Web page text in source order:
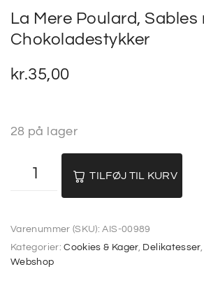
La Mere Poulard, Sables
Chokoladestykker
kr.35,00
28 på lager
TILFØJ TIL KURV
Varenummer (SKU):AIS-00989
Kategorier:Cookies & Kager, Delikatesser,
Webshop